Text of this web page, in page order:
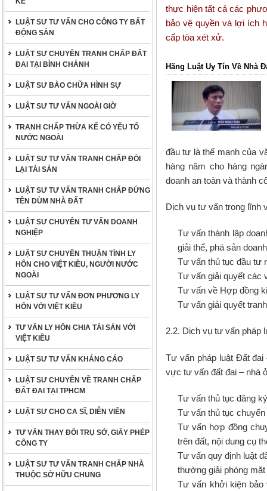
LUẬT SƯ TƯ VẤN CHO CÔNG TY BẤT
ĐỘNG SẢN
LUẬT SƯ CHUYÊN TRANH CHẤP ĐẤT
ĐAI TẠI BÌNH CHÁNH
LUẬT SƯ BÀO CHỮA HÌNH SỰ
LUẬT SƯ TƯ VẤN NGOÀI GIỜ
TRANH CHẤP THỪA KẾ CÓ YẾU TỐ
NƯỚC NGOÀI
LUẬT SƯ TƯ VẤN TRANH CHẤP ĐÒI
LẠI TÀI SẢN
LUẬT SƯ TƯ VẤN TRANH CHẤP ĐỨNG
TÊN DÙM NHÀ ĐẤT
LUẬT SƯ CHUYÊN TƯ VẤN DOANH
NGHIỆP
LUẬT SƯ CHUYÊN THUẬN TÌNH LY
HÔN CHO VIỆT KIỀU, NGƯỜI NƯỚC
NGOÀI
LUẬT SƯ TƯ VẤN ĐƠN PHƯƠNG LY
HÔN VỚI VIỆT KIỀU
TƯ VẤN LY HÔN CHIA TÀI SẢN VỚI
VIỆT KIỀU
LUẬT SƯ TƯ VẤN KHÁNG CÁO
LUẬT SƯ CHUYÊN VỀ TRANH CHẤP
ĐẤT ĐAI TẠI TPHCM
LUẬT SƯ CHO CA SĨ, DIỄN VIÊN
TƯ VẤN THAY ĐỔI TRỤ SỞ, GIẤY PHÉP
CÔNG TY
LUẬT SƯ TƯ VẤN TRANH CHẤP NHÀ
THUỘC SỞ HỮU CHUNG
thực hiện tất cả các
bảo vệ quyền và lợi ích
cấp tòa xét xử.
Hãng Luật Uy Tín Về Nhà
đầu tư là thế mạnh của
hàng năm cho hàng
doanh an toàn và thành
Dịch vụ tư vấn trong lĩnh
Tư vấn thành lập
giải thể, phá sản
Tư vấn thủ tục đầu tư
Tư vấn giải quyết các
Tư vấn về Hợp đồng
Tư vấn giải quyết
2.2. Dịch vụ tư vấn pháp
Tư vấn pháp luật Đất
vực tư vấn đất đai – nhà
Tư vấn thủ tục đăng
Tư vấn thủ tục
Tư vấn hợp đồng
trên đất, nội dung cụ
Tư vấn quy định luật
thường giải phóng
Tư vấn khởi kiện bảo